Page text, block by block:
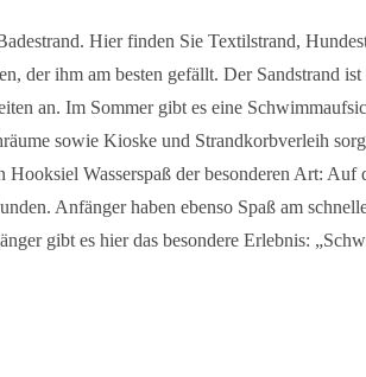
Hier finden Sie Textilstrand,
der ihm am besten gefällt. Der Sandstrand
an. Im Sommer gibt es eine
sowie Kioske und Strandkorbverleih
Wasserspaß der besonderen Art: Auf
Anfänger haben ebenso Spaß am
gibt es hier das besondere Erlebnis: